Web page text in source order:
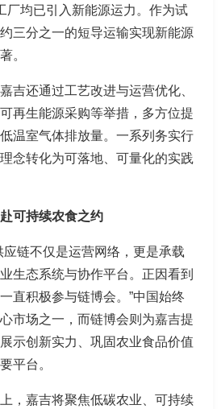
厂均已引入新能源运力。作为试
三分之一的短导运输实现新能源
。
吉还通过工艺改进与运营优化、
再生能源采购等举措，多方位提
温室气体排放量。一系列务实行
念转化为可落地、可量化的实践
可持续农食之约
应链不仅是运营网络，更是承载
生态系统与协作平台。正因看到
直积极参与链博会。”中国始终
市场之一，而链博会则为嘉吉提
示创新实力、巩固农业食品价值
平台。
，嘉吉将聚焦低碳农业、可持续